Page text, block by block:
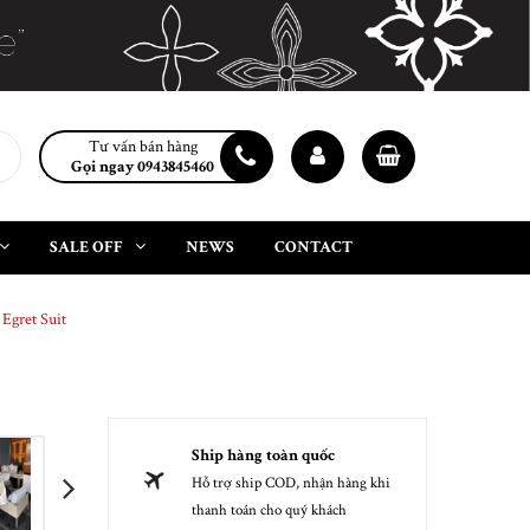
Tư vấn bán hàng
Gọi ngay 0943845460
SALE OFF NEWS CONTACT
Suit
next
Ship hàng toàn quốc
Hỗ trợ ship COD, nhận hàng khi
thanh toán cho quý khách